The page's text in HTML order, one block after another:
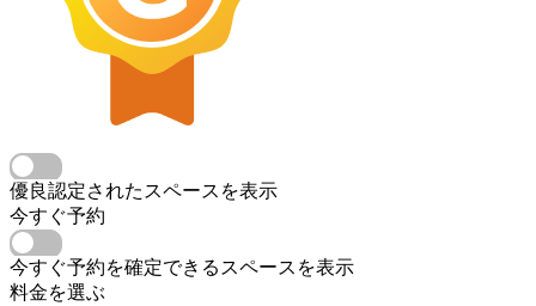
優良認定されたスペースを表示
今すぐ予約
今すぐ予約を確定できるスペースを表示
料金を選ぶ